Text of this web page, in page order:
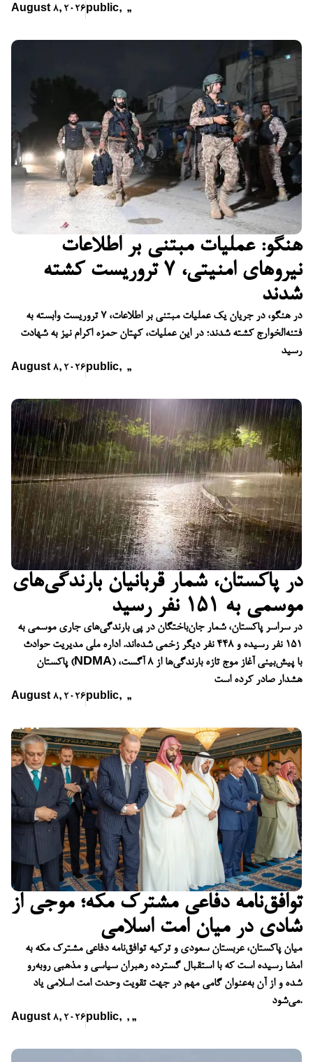
August 8, 2026 public, ,,
هنگو: عملیات مبتنی بر اطلاعات
نیروهای امنیتی، ۷ تروریست کشته
شدند
در هنگو، در جریان یک عملیات مبتنی بر اطلاعات، ۷ تروریست وابسته به
فتنه‌الخوارج کشته شدند؛ در این عملیات، کپتان حمزه اکرام نیز به شهادت
رسید
August 8, 2026 public, ,,
در پاکستان، شمار قربانیان بارندگی‌های
موسمی به ۱۵۱ نفر رسید
در سراسر پاکستان، شمار جان‌باختگان در پی بارندگی‌های جاری موسمی به
۱۵۱ نفر رسیده و ۴۴۸ نفر دیگر زخمی شده‌اند. اداره ملی مدیریت حوادث
پاکستان (NDMA) با پیش‌بینی آغاز موج تازه بارندگی‌ها از ۸ آگست،
هشدار صادر کرده است
August 8, 2026 public, ,,
توافق‌نامه دفاعی مشترک مکه؛ موجی از
شادی در میان امت اسلامی
میان پاکستان، عربستان سعودی و ترکیه توافق‌نامه دفاعی مشترک مکه به
امضا رسیده است که با استقبال گسترده رهبران سیاسی و مذهبی روبه‌رو
شده و از آن به‌عنوان گامی مهم در جهت تقویت وحدت امت اسلامی یاد
می‌شود.
August 8, 2026 public, ,,,